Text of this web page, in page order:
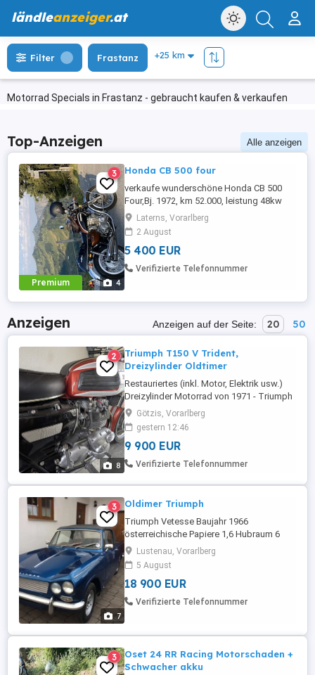
ländleanzeiger.at
Motorrad Specials in Frastanz - gebraucht kaufen & verkaufen
Filter Frastanz
Top-Anzeigen Alle anzeigen
Premium 4
3 Honda CB 500 four
verkaufe wunderschöne Honda CB 500
Four,Bj. 1972, km 52.000, leistung 48kw
(65 PS) läuft einwandfrei.
Laterns, Vorarlberg
2 August
5 400 EUR
Verifizierte Telefonnummer
Anzeigen Anzeigen auf der Seite: 20 50
8
2
Triumph T150 V Trident,
Dreizylinder Oldtimer
Restauriertes (inkl. Motor, Elektrik usw.)
Dreizylinder Motorrad von 1971 - Triumph
T150 V Trident
Götzis, Vorarlberg
gestern 12:46
9 900 EUR
Verifizierte Telefonnummer
7
3 Oldimer Triumph
Triumph Vetesse Baujahr 1966
österreichische Papiere 1,6 Hubraum 6
Zylinder Doppelvergaser Cabrio restauriert
komplett Motor Getriebe alles ok
Vergaser Überprüft Siitze neu Dach ok
sehr seltenes Fahrzeug
Lustenau, Vorarlberg
5 August
18 900 EUR
Verifizierte Telefonnummer
3
Oset 24 RR Racing Motorschaden +
Schwacher akku